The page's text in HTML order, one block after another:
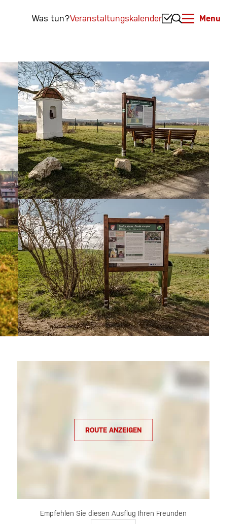
Was tun?Veranstaltungskalender Menu
ROUTE ANZEIGEN
Empfehlen Sie diesen Ausflug Ihren Freunden